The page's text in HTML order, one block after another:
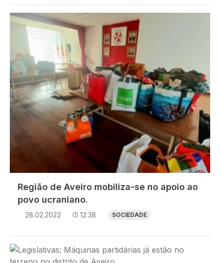
Imagem
Região de Aveiro mobiliza-se no apoio ao
povo ucraniano.
28.02.2022 12:38 SOCIEDADE
Imagem